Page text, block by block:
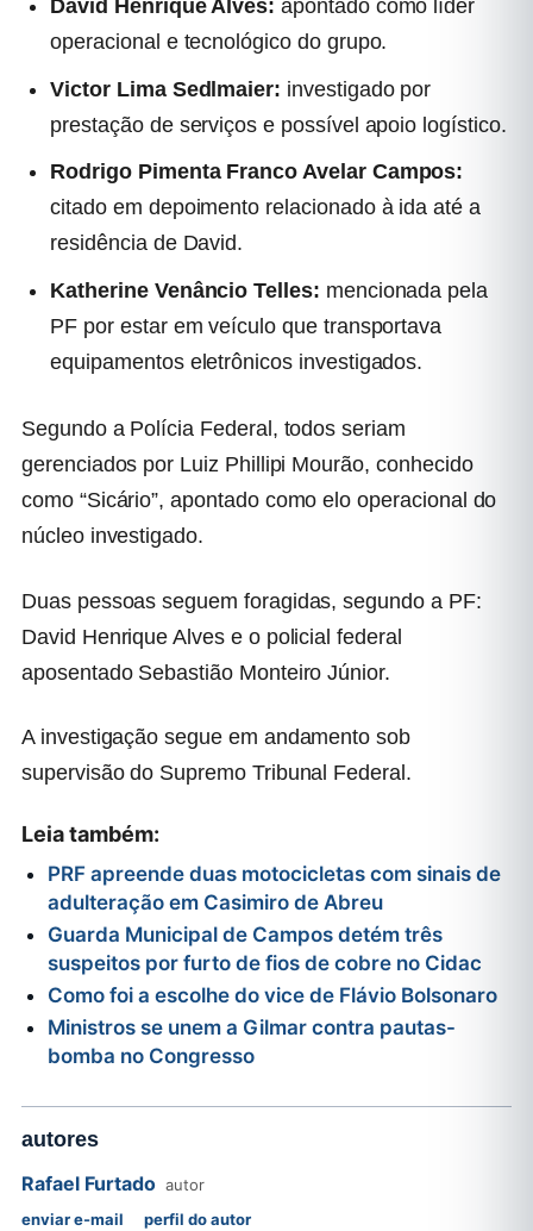
David Henrique Alves: apontado como líder
operacional e tecnológico do grupo.
Victor Lima Sedlmaier: investigado por
prestação de serviços e possível apoio logístico.
Rodrigo Pimenta Franco Avelar Campos:
citado em depoimento relacionado à ida até a
residência de David.
Katherine Venâncio Telles: mencionada pela
PF por estar em veículo que transportava
equipamentos eletrônicos investigados.
Segundo a Polícia Federal, todos seriam
gerenciados por Luiz Phillipi Mourão, conhecido
como “Sicário”, apontado como elo operacional do
núcleo investigado.
Duas pessoas seguem foragidas, segundo a PF:
David Henrique Alves e o policial federal
aposentado Sebastião Monteiro Júnior.
A investigação segue em andamento sob
supervisão do Supremo Tribunal Federal.
Leia também:
PRF apreende duas motocicletas com sinais de
adulteração em Casimiro de Abreu
Guarda Municipal de Campos detém três
suspeitos por furto de fios de cobre no Cidac
Como foi a escolhe do vice de Flávio Bolsonaro
Ministros se unem a Gilmar contra pautas-
bomba no Congresso
autores
Rafael Furtado autor
enviar e-mail
perfil do autor